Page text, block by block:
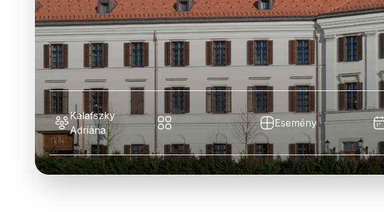
Kalafszky
Adriána
Esemény